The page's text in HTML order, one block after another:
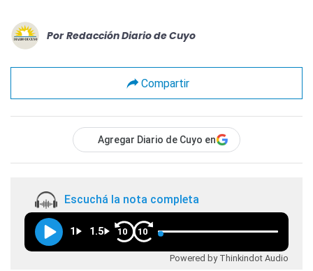
Por Redacción Diario de Cuyo
Compartir
Agregar Diario de Cuyo en
Escuchá la nota completa
1 1.5 10 10
Powered by Thinkindot Audio